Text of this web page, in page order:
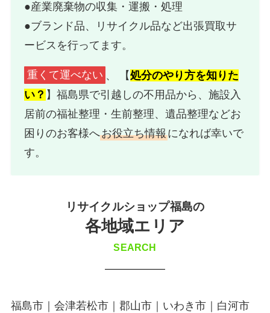
●産業廃棄物の収集・運搬・処理
●ブランド品、リサイクル品など出張買取サ
ービスを行ってます。
重くて運べない 、 【処分のやり方を知りた
い？ 】福島県で引越しの不用品から、施設入
居前の福祉整理・生前整理、遺品整理などお
困りのお客様へお役立ち情報になれば幸いで
す。
リサイクルショップ福島の
各地域エリア
SEARCH
福島市｜会津若松市｜郡山市｜いわき市｜白河市